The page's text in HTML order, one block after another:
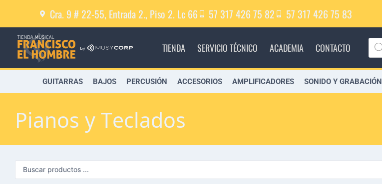
Cra. 9 # 22-55, Entrada 2., Piso 2. Lc 66 57 317 426 75 82 57 317 426 75 83
TIENDA SERVICIO TÉCNICO ACADEMIA CONTACTO
GUITARRAS BAJOS PERCUSIÓN ACCESORIOS AMPLIFICADORES SONIDO Y GRABACIÓN
Pianos y Teclados